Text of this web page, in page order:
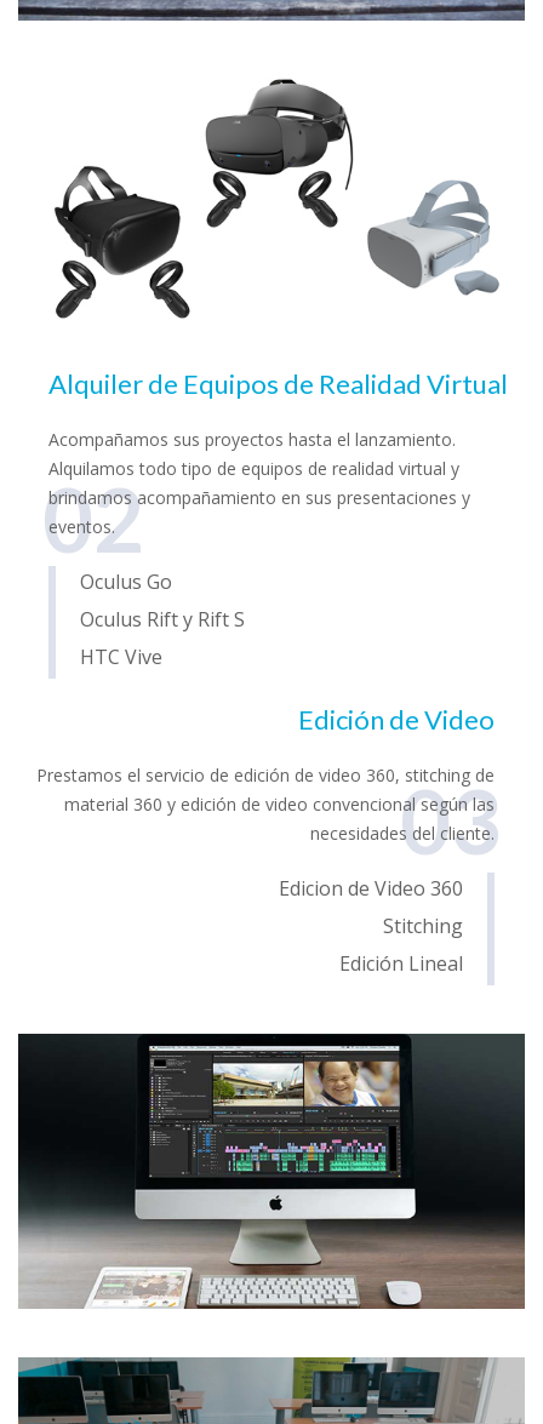
Alquiler de Equipos de Realidad Virtual
Acompañamos sus proyectos hasta el lanzamiento.
Alquilamos todo tipo de equipos de realidad virtual y
brindamos acompañamiento en sus presentaciones y
eventos.
02
Oculus Go
Oculus Rift y Rift S
HTC Vive
Edición de Video
Prestamos el servicio de edición de video 360, stitching de
material 360 y edición de video convencional según las
necesidades del cliente.
03
Edicion de Video 360
Stitching
Edición Lineal